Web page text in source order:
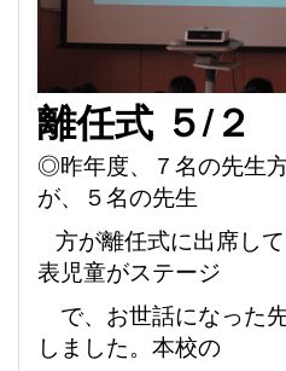
離任式 ５/２
◎昨年度、７名の先生
が、５名の先生
方が離任式に出席し
表児童がステージ
で、お世話になった
しました。 本校の